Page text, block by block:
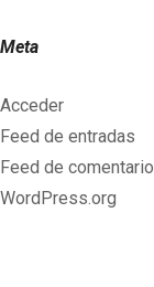
Meta
Acceder
Feed de entradas
Feed de
WordPress.org